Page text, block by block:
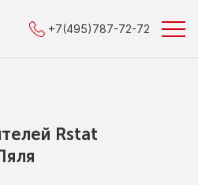
+7(495)787-72-72
Rstat